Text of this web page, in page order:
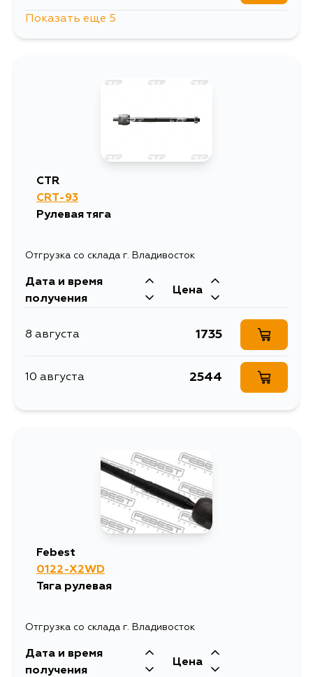
1948
1594
4 сентября
Показать еще 5
CTR
CRT-93
Рулевая тяга
Отгрузка со склада г. Владивосток
Дата и время
получения
Цена
8 августа 1735
10 августа 2544
Febest
0122-X2WD
Тяга рулевая
Отгрузка со склада г. Владивосток
Дата и время
получения
Цена